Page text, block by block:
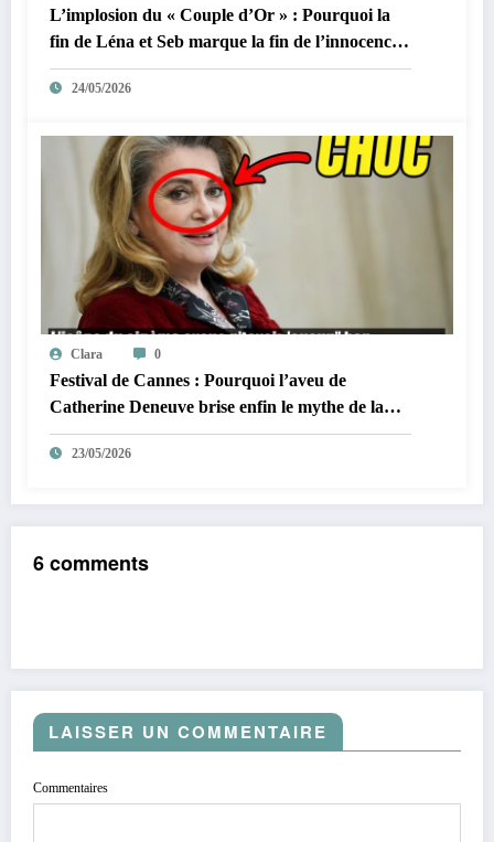
L’implosion du « Couple d’Or » : Pourquoi la
fin de Léna et Seb marque la fin de l’innocence
sur YouTube
24/05/2026
Clara 0
Festival de Cannes : Pourquoi l’aveu de
Catherine Deneuve brise enfin le mythe de la
Croisette
23/05/2026
6 comments
LAISSER UN COMMENTAIRE
Commentaires